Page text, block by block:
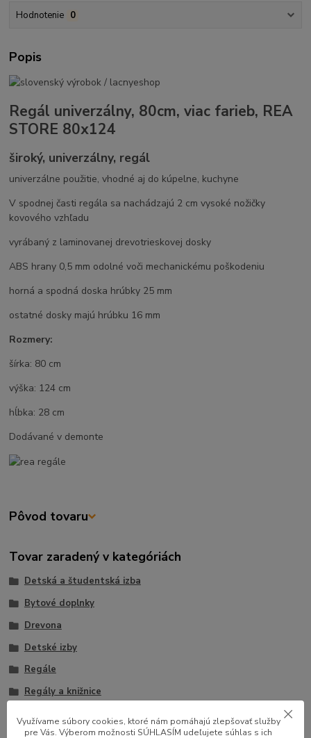
Hodnotenie 0
Popis
Regál univerzálny, 80cm, viac farieb, REA
STORE 80x124
široký, univerzálny, regál
univerzálne použitie, vhodné aj do kúpelne, kuchyne
V spodnej časti regála sa nachádzajú 2 cm vysoké nožičky
kovového vzhľadu
vyrábaný z laminovanej drevotrieskovej dosky
ABS hrany 0,5 mm odolné voči mechanickému poškodeniu
horná a spodná doska hrúbky 25 mm
ostatné dosky majú hrúbku 16 mm
Rozmery:
šírka: 80 cm
výška: 124 cm
hĺbka: 28 cm
Dodávané v demonte
Pôvod tovaru
Tovar zaradený v kategóriách
Detská a študentská izba
Bytové doplnky
Drevona
Detské izby
Regále
Regály a knižnice
Využívame súbory cookies, ktoré nám pomáhajú zlepšovať služby
pre Vás. Výberom možnosti SÚHLASÍM udeľujete súhlas s ich